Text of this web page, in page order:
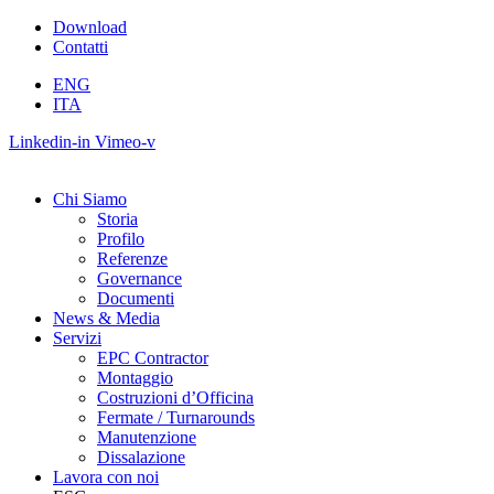
Download
Contatti
ENG
ITA
Linkedin-in Vimeo-v
Chi Siamo
Storia
Profilo
Referenze
Governance
Documenti
News & Media
Servizi
EPC Contractor
Montaggio
Costruzioni d’Officina
Fermate / Turnarounds
Manutenzione
Dissalazione
Lavora con noi